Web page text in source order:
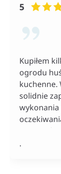
5
Kupiłem
ogrodu
kuchenne.
solidnie
wykonania
naprawdę
bardzo
.